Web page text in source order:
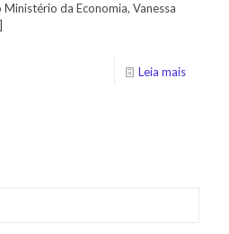
da Economia, Vanessa
Leia mais